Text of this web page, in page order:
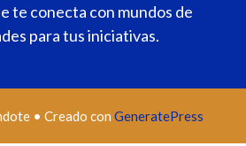
te conecta con mundos de
para tus iniciativas.
• Creado con GeneratePress